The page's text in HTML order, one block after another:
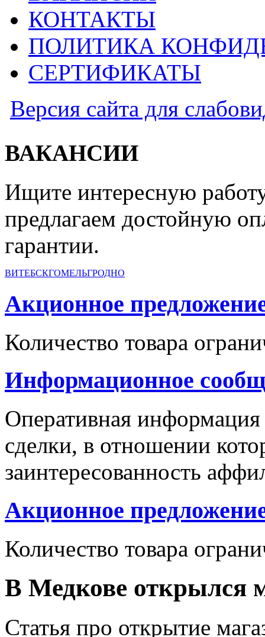
КОНТАКТЫ
ПОЛИТИКА
СЕРТИФИКАТЫ
Версия сайта для
ВАКАНСИИ
Ищите интересную
предлагаем достойную
гарантии.
ВИТЕБСКГОМЕЛЬГРОДНО
Акционное
Количество товара
Информационное
Оперативная
сделки, в отношении
заинтересованность
Акционное
Количество товара
В Медкове открылся
Статья про открытие